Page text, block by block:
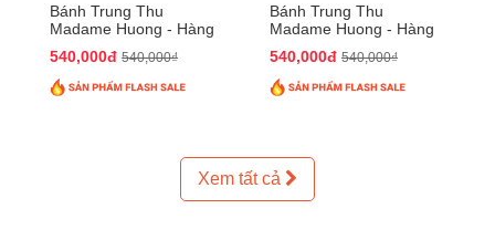
Bánh Trung Thu
Madame Huong - Hàng
540,000đ 540,000₫
Bánh Trung Thu
Madame Huong - Hàng
540,000đ 540,000₫
Xem tất cả